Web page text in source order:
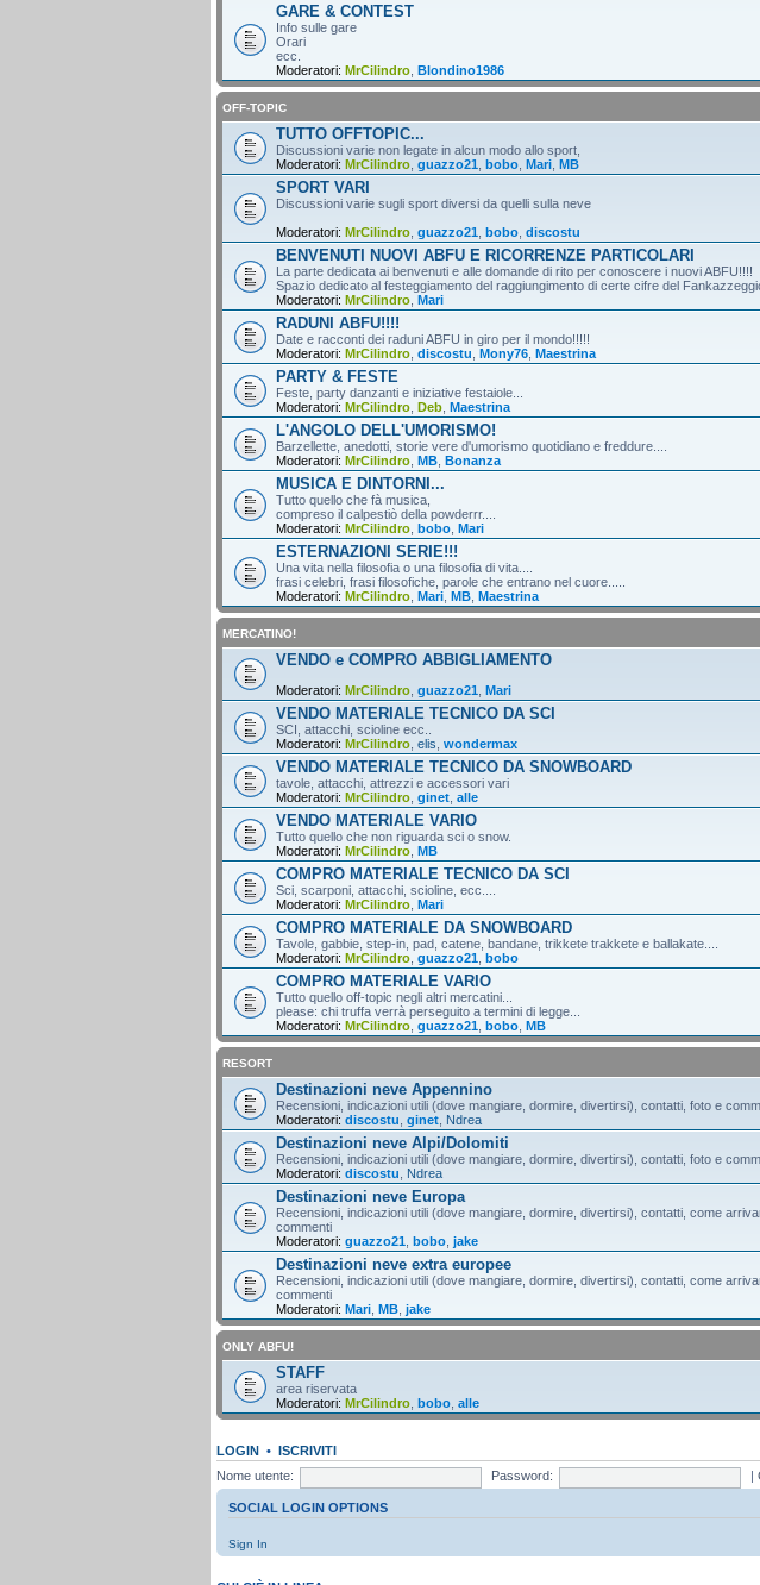
GARE & CONTEST
Info sulle gare
Orari
ecc.
Moderatori: MrCilindro Blondino1986
OFF-TOPIC
TUTTO OFFTOPIC...
Discussioni varie non legate in alcun modo allo sport,
Moderatori: MrCilindro guazzo21 bobo Mari MB
SPORT VARI
Discussioni varie sugli sport diversi da quelli sulla neve
Moderatori: MrCilindro guazzo21 bobo discostu
BENVENUTI NUOVI ABFU E RICORRENZE PARTICOLARI
La parte dedicata ai benvenuti e alle domande di rito per conoscere i nuovi ABFU!!!!
Spazio dedicato al festeggiamento del raggiungimento di certe cifre del
Moderatori: MrCilindro Mari
RADUNI ABFU!!!!
Date e racconti dei raduni ABFU in giro per il mondo!!!!!
Moderatori: MrCilindro discostu Mony76 Maestrina
PARTY & FESTE
Feste, party danzanti e iniziative festaiole...
Moderatori: MrCilindro Deb Maestrina
L'ANGOLO DELL'UMORISMO!
Barzellette, anedotti, storie vere d'umorismo quotidiano e freddure....
Moderatori: MrCilindro MB Bonanza
MUSICA E DINTORNI...
Tutto quello che fà musica,
compreso il calpestiò della powderrr....
Moderatori: MrCilindro bobo Mari
ESTERNAZIONI SERIE!!!
Una vita nella filosofia o una filosofia di vita....
frasi celebri, frasi filosofiche, parole che entrano nel cuore.....
Moderatori: MrCilindro Mari MB Maestrina
MERCATINO!
VENDO e COMPRO ABBIGLIAMENTO
Moderatori: MrCilindro guazzo21 Mari
VENDO MATERIALE TECNICO DA SCI
SCI, attacchi, scioline ecc..
Moderatori: MrCilindro elis wondermax
VENDO MATERIALE TECNICO DA SNOWBOARD
tavole, attacchi, attrezzi e accessori vari
Moderatori: MrCilindro ginet alle
VENDO MATERIALE VARIO
Tutto quello che non riguarda sci o snow.
Moderatori: MrCilindro MB
COMPRO MATERIALE TECNICO DA SCI
Sci, scarponi, attacchi, scioline, ecc....
Moderatori: MrCilindro Mari
COMPRO MATERIALE DA SNOWBOARD
Tavole, gabbie, step-in, pad, catene, bandane, trikkete trakkete e ballakate....
Moderatori: MrCilindro guazzo21 bobo
COMPRO MATERIALE VARIO
Tutto quello off-topic negli altri mercatini...
please: chi truffa verrà perseguito a termini di legge...
Moderatori: MrCilindro guazzo21 bobo MB
RESORT
Destinazioni neve Appennino
Recensioni, indicazioni utili (dove mangiare, dormire, divertirsi), contatti, foto e
Moderatori: discostu ginet Ndrea
Destinazioni neve Alpi/Dolomiti
Recensioni, indicazioni utili (dove mangiare, dormire, divertirsi), contatti, foto e
Moderatori: discostu Ndrea
Destinazioni neve Europa
Recensioni, indicazioni utili (dove mangiare, dormire, divertirsi), contatti, come
commenti
Moderatori: guazzo21 bobo jake
Destinazioni neve extra europee
Recensioni, indicazioni utili (dove mangiare, dormire, divertirsi), contatti, come
commenti
Moderatori: Mari MB jake
ONLY ABFU!
STAFF
area riservata
Moderatori: MrCilindro bobo alle
LOGIN • ISCRIVITI
Nome utente:
Password:
SOCIAL LOGIN OPTIONS
Sign In